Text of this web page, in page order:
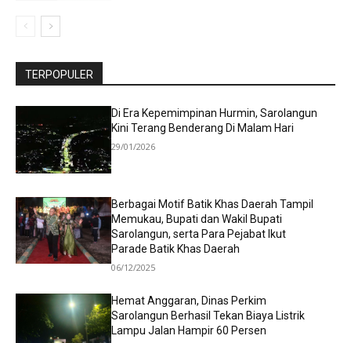
TERPOPULER
Di Era Kepemimpinan Hurmin, Sarolangun
Kini Terang Benderang Di Malam Hari
29/01/2026
Berbagai Motif Batik Khas Daerah Tampil
Memukau, Bupati dan Wakil Bupati
Sarolangun, serta Para Pejabat Ikut
Parade Batik Khas Daerah
06/12/2025
Hemat Anggaran, Dinas Perkim
Sarolangun Berhasil Tekan Biaya Listrik
Lampu Jalan Hampir 60 Persen